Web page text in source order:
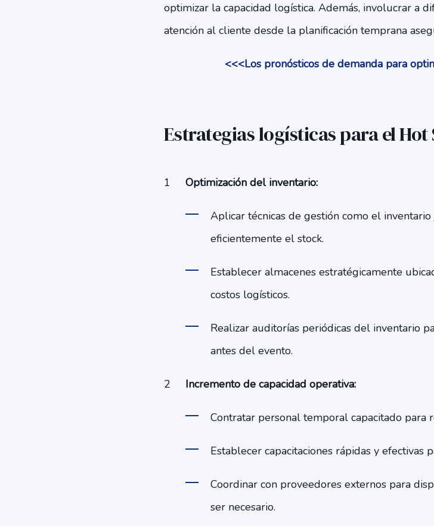
optimizar la capacidad logística. Además, involucrar a
atención al cliente desde la planificación temprana
<<<Los pronósticos de demanda para
Estrategias logísticas para el Hot
Optimización del inventario:
Aplicar técnicas de gestión como el
eficientemente el stock.
Establecer almacenes estratégicamente
costos logísticos.
Realizar auditorías periódicas del inventario
antes del evento.
Incremento de capacidad operativa:
Contratar personal temporal capacitado
Establecer capacitaciones rápidas y efectivas
Coordinar con proveedores externos para
ser necesario.